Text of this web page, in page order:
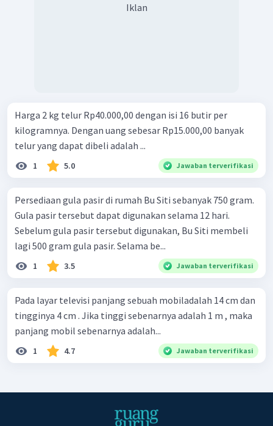
Iklan
Harga 2 kg telur Rp40.000,00 dengan isi 16 butir per
kilogramnya. Dengan uang sebesar Rp15.000,00 banyak
telur yang dapat dibeli adalah ...
1 5.0 Jawaban terverifikasi
Persediaan gula pasir di rumah Bu Siti sebanyak 750 gram.
Gula pasir tersebut dapat digunakan selama 12 hari.
Sebelum gula pasir tersebut digunakan, Bu Siti membeli
lagi 500 gram gula pasir. Selama be...
1 3.5 Jawaban terverifikasi
Pada layar televisi panjang sebuah mobiladalah 14 cm dan
tingginya 4 cm . Jika tinggi sebenarnya adalah 1 m , maka
panjang mobil sebenarnya adalah...
1 4.7 Jawaban terverifikasi